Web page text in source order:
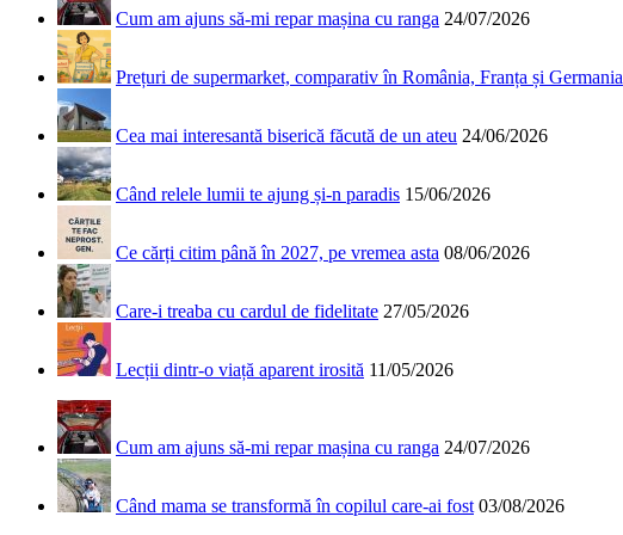
Cum am ajuns să-mi repar mașina cu ranga 24/07/2026
Prețuri de supermarket, comparativ în România, Franța și Germania
Cea mai interesantă biserică făcută de un ateu 24/06/2026
Când relele lumii te ajung și-n paradis 15/06/2026
Ce cărți citim până în 2027, pe vremea asta 08/06/2026
Care-i treaba cu cardul de fidelitate 27/05/2026
Lecții dintr-o viață aparent irosită 11/05/2026
Cum am ajuns să-mi repar mașina cu ranga 24/07/2026
Când mama se transformă în copilul care-ai fost 03/08/2026